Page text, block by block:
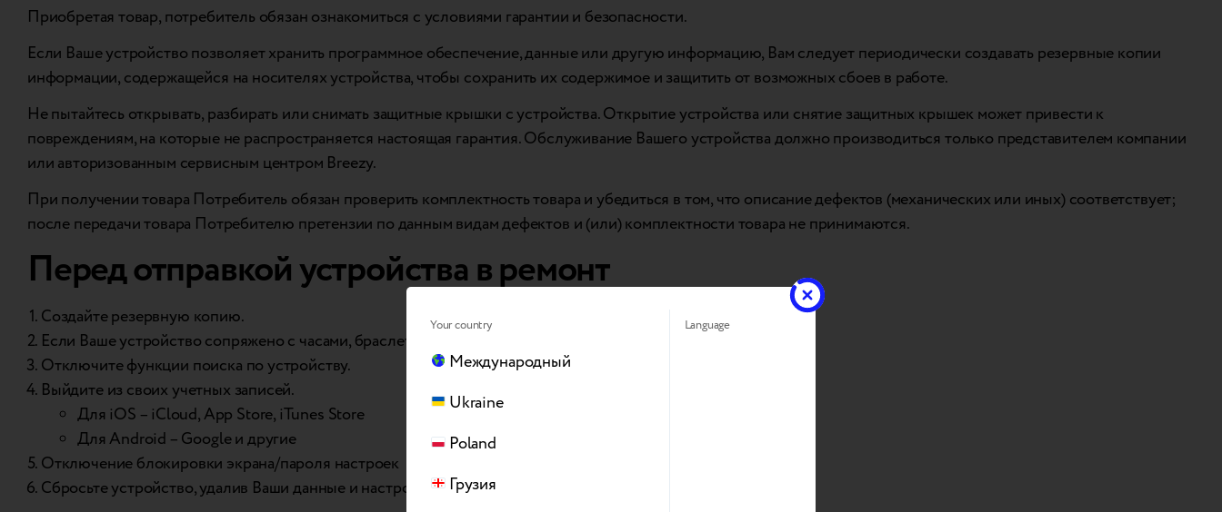
Приобретая товар, потребитель обязан ознакомиться с условиями гарантии и безопасности.
Если Ваше устройство позволяет хранить программное обеспечение, данные или другую информацию, Вам следует периодически создавать резервные копии
информации, содержащейся на носителях устройства, чтобы сохранить их содержимое и защитить от возможных сбоев в работе.
Не пытайтесь открывать, разбирать или снимать защитные крышки с устройства. Открытие устройства или снятие защитных крышек может привести к
повреждениям, на которые не распространяется настоящая гарантия. Обслуживание Вашего устройства должно производиться только представителем компании
или авторизованным сервисным центром Breezy.
При получении товара Потребитель обязан проверить комплектность товара и убедиться в том, что описание дефектов (механических или иных) соответствует;
после передачи товара Потребителю претензии по данным видам дефектов и (или) комплектности товара не принимаются.
Перед отправкой устройства в ремонт
Создайте резервную копию.
Если Ваше устройство сопряжено с часами, браслетом или другим аксессуаром, отсоедините их от пары.
Отключите функции поиска по устройству.
Выйдите из своих учетных записей.
Для iOS – iCloud, App Store, iTunes Store
Для Android – Google и другие
Отключение блокировки экрана/пароля настроек
Сбросьте устройство, удалив Ваши данные и настройки.
Your country
Международный
Ukraine
Poland
Грузия
Language